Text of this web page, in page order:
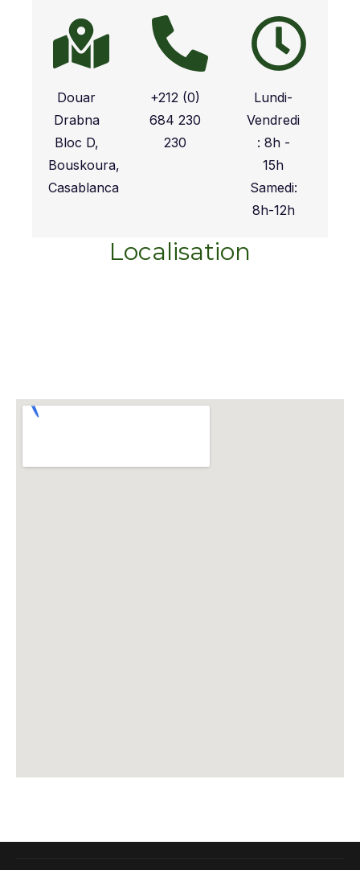
Douar
Drabna
Bloc D,
Bouskoura,
Casablanca
+212 (0)
684 230
230
Lundi-
Vendredi
: 8h -
15h
Samedi:
8h-12h
Localisation